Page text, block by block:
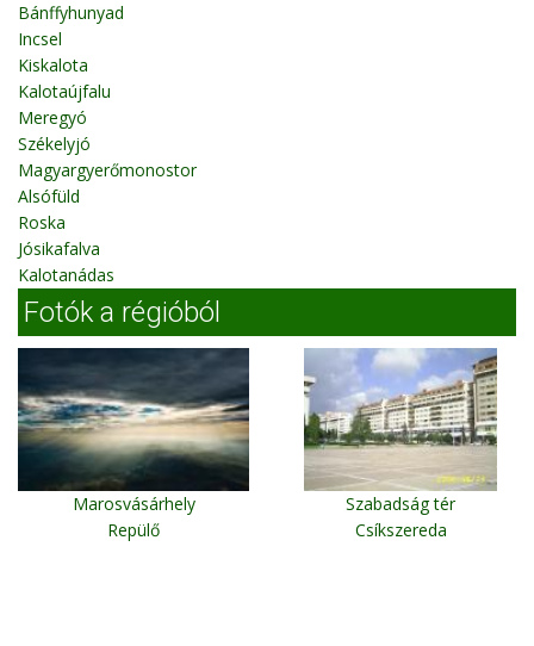
Bánffyhunyad
Incsel
Kiskalota
Kalotaújfalu
Meregyó
Székelyjó
Magyargyerőmonostor
Alsófüld
Roska
Jósikafalva
Kalotanádas
Fotók a régióból
Marosvásárhely
Repülő
Szabadság tér
Csíkszereda